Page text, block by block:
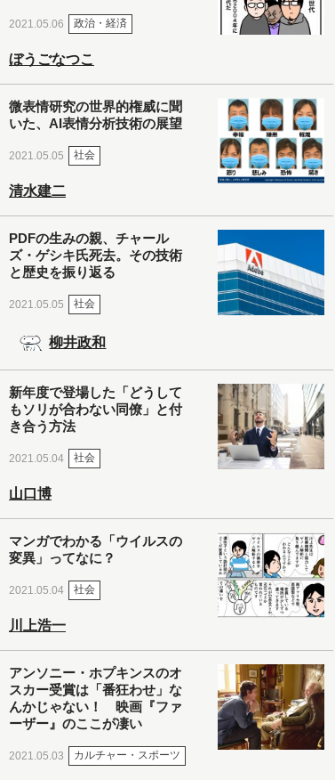
2021.05.06 政治・経済
ぼうごなつこ
微表情研究の世界的権威に聞
いた、AI表情分析技術の展望
2021.05.05 社会
清水建二
PDFの生みの親、チャール
ズ・ゲシキ氏死去。その技術
と歴史を振り返る
2021.05.05 社会
柳井政和
新年度で登場した「どうして
もソリが合わない同僚」と付
き合う方法
2021.05.04 社会
山口博
マンガでわかる「ウイルスの
変異」ってなに？
2021.05.04 社会
川上浩一
アンソニー・ホプキンスのオ
スカー受賞は「番狂わせ」な
んかじゃない！ 映画『ファ
ーザー』のここが凄い
2021.05.03 カルチャー・スポーツ